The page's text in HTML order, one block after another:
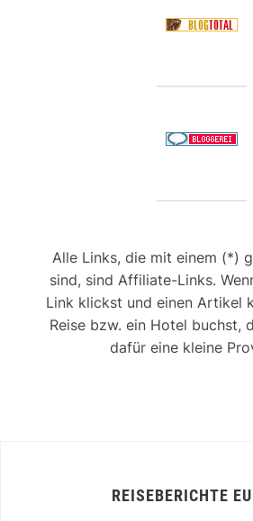
Alle Links, die mit einem (*)
sind, sind Affiliate-Links.
Link klickst und einen Artikel
Reise bzw. ein Hotel buchst,
dafür eine kleine
REISEBERICHTE